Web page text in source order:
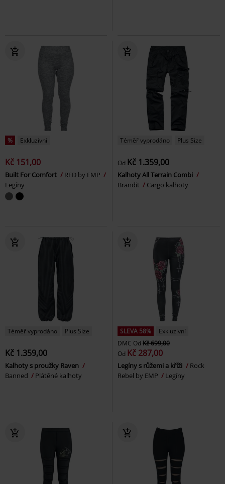
% Exkluzivní
Kč 151,00
Built For Comfort
RED by EMP
Legíny
Téměř vyprodáno Plus Size
Od Kč 1.359,00
Kalhoty All Terrain Combi
Brandit
Cargo kalhoty
Téměř vyprodáno Plus Size
Kč 1.359,00
Kalhoty s proužky Raven
Banned
Plátěné kalhoty
SLEVA 58%
Exkluzivní
DMC Od Kč 699,00
Od Kč 287,00
Legíny s růžemi a kříži
Rock
Rebel by EMP
Legíny